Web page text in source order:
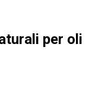
per oli